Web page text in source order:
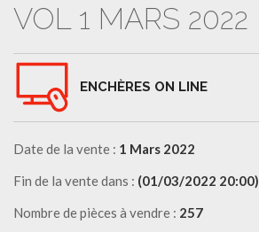
VOL 1 MARS 2022
ENCHÈRES ON LINE
Date de la vente : 1 Mars 2022
Fin de la vente dans : (01/03/2022 20:00)
Nombre de pièces à vendre : 257